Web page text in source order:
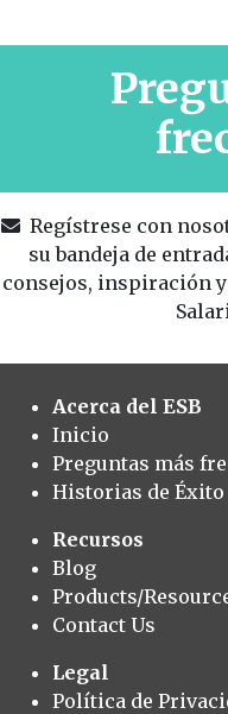
Regístrese con
su bandeja de
consejos, inspiración
Acerca del ESB
Inicio
Preguntas más
Historias de Éxito
Recursos
Blog
Products/
Contact Us
Legal
Política de